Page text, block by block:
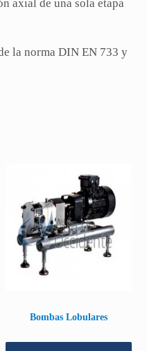
axial de una sola etapa
la norma DIN EN 733 y
Bombas Lobulares